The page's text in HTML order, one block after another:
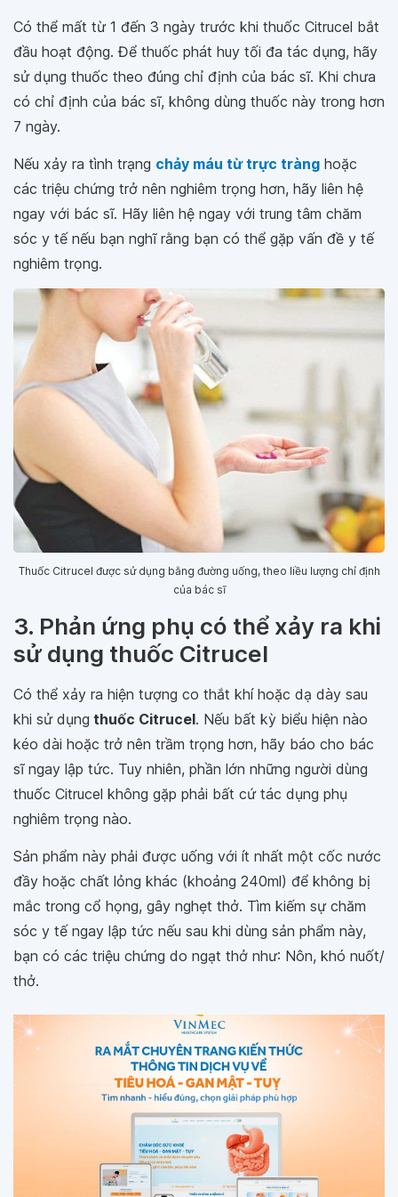
Có thể mất từ 1 đến 3 ngày trước khi thuốc Citrucel bắt
đầu hoạt động. Để thuốc phát huy tối đa tác dụng, hãy
sử dụng thuốc theo đúng chỉ định của bác sĩ. Khi chưa
có chỉ định của bác sĩ, không dùng thuốc này trong hơn
7 ngày.
Nếu xảy ra tình trạng chảy máu từ trực tràng hoặc
các triệu chứng trở nên nghiêm trọng hơn, hãy liên hệ
ngay với bác sĩ. Hãy liên hệ ngay với trung tâm chăm
sóc y tế nếu bạn nghĩ rằng bạn có thể gặp vấn đề y tế
nghiêm trọng.
Thuốc Citrucel được sử dụng bằng đường uống, theo liều lượng chỉ định
của bác sĩ
3. Phản ứng phụ có thể xảy ra khi
sử dụng thuốc Citrucel
Có thể xảy ra hiện tượng co thắt khí hoặc dạ dày sau
khi sử dụng thuốc Citrucel. Nếu bất kỳ biểu hiện nào
kéo dài hoặc trở nên trầm trọng hơn, hãy báo cho bác
sĩ ngay lập tức. Tuy nhiên, phần lớn những người dùng
thuốc Citrucel không gặp phải bất cứ tác dụng phụ
nghiêm trọng nào.
Sản phẩm này phải được uống với ít nhất một cốc nước
đầy hoặc chất lỏng khác (khoảng 240ml) để không bị
mắc trong cổ họng, gây nghẹt thở. Tìm kiếm sự chăm
sóc y tế ngay lập tức nếu sau khi dùng sản phẩm này,
bạn có các triệu chứng do ngạt thở như: Nôn, khó nuốt/
thở.